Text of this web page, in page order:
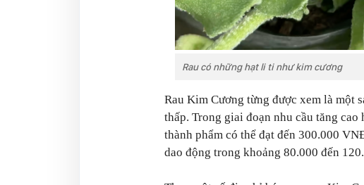
Rau có những hạt li ti như kim cương
Rau Kim Cương từng được xem là một
thấp. Trong giai đoạn nhu cầu tăng
thành phẩm có thể đạt đến 300.000
dao động trong khoảng 80.000 đến